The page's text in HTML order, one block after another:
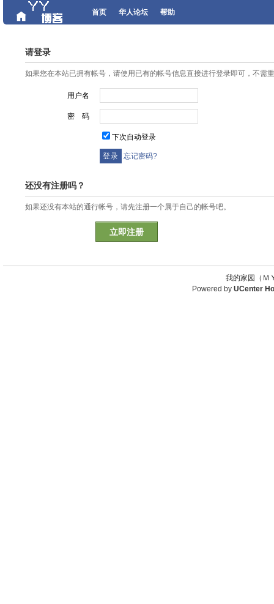
首页 华人论坛 帮助
请登录
如果您在本站已拥有帐号，请使用已有的帐号信息直接进行登录即可，不需
用户名
密 码
下次自动登录
忘记密码?
还没有注册吗？
如果还没有本站的通行帐号，请先注册一个属于自己的帐号吧。
立即注册
我的家园（
Powered by UCenter